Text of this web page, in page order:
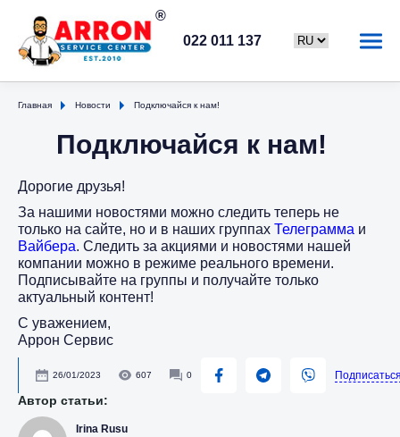
022 011 137
Главная Новости Подключайся к нам!
Подключайся к нам!
Дорогие друзья!
За нашими новостями можно следить теперь не
только на сайте, но и в наших группах Телеграмма и
Вайбера. Следить за акциями и новостями нашей
компании можно в режиме реального времени.
Подписывайте на группы и получайте только
актуальный контент!
С уважением,
Аррон Сервис
26/01/2023 607 0
Автор статьи:
Irina Rusu